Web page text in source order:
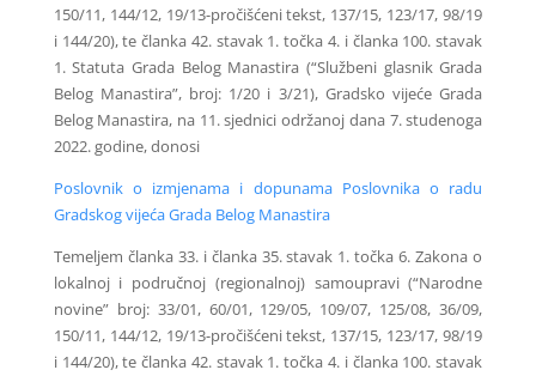
150/11, 144/12, 19/13-pročišćeni tekst, 137/15, 123/17, 98/19
i 144/20), te članka 42. stavak 1. točka 4. i članka 100. stavak
1. Statuta Grada Belog Manastira (“Službeni glasnik Grada
Belog Manastira”, broj: 1/20 i 3/21), Gradsko vijeće Grada
Belog Manastira, na 11. sjednici održanoj dana 7. studenoga
2022. godine, donosi
Poslovnik o izmjenama i dopunama Poslovnika o radu
Gradskog vijeća Grada Belog Manastira
Temeljem članka 33. i članka 35. stavak 1. točka 6. Zakona o
lokalnoj i područnoj (regionalnoj) samoupravi (“Narodne
novine” broj: 33/01, 60/01, 129/05, 109/07, 125/08, 36/09,
150/11, 144/12, 19/13-pročišćeni tekst, 137/15, 123/17, 98/19
i 144/20), te članka 42. stavak 1. točka 4. i članka 100. stavak